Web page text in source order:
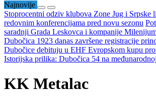
Najnovije
Stoprocentni odziv klubova Zone Jug i Srpske
redovnim konferencijama pred novu sezonu
saradnji Grada Leskovca i kompanije
Dubočica 1923 danas završene registracije
Dubočice debituju u EHF Evropskom kupu
Istorijska prilika: Dubočica 54 na
KK Metalac